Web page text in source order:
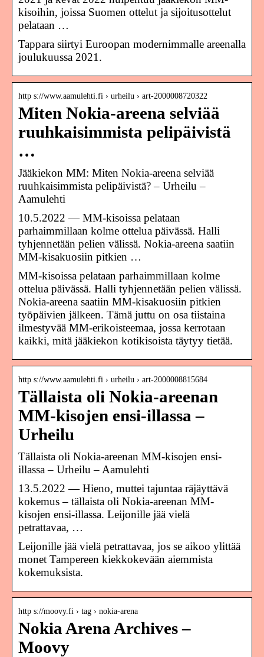
kisoihin, joissa Suomen ottelut ja sijoitusottelut
pelataan …
Tappara siirtyi Euroopan modernimmalle areenalla
joulukuussa 2021.
http s://www.aamulehti.fi › urheilu › art-2000008720322
Miten Nokia-areena selviää
ruuhkaisimmista pelipäivistä
…
Jääkiekon MM: Miten Nokia-areena selviää
ruuhkaisimmista pelipäivistä? – Urheilu –
Aamulehti
10.5.2022 — MM-kisoissa pelataan
parhaimmillaan kolme ottelua päivässä. Halli
tyhjennetään pelien välissä. Nokia-areena saatiin
MM-kisakuosiin pitkien …
MM-kisoissa pelataan parhaimmillaan kolme
ottelua päivässä. Halli tyhjennetään pelien välissä.
Nokia-areena saatiin MM-kisakuosiin pitkien
työpäivien jälkeen. Tämä juttu on osa tiistaina
ilmestyvää MM-erikoisteemaa, jossa kerrotaan
kaikki, mitä jääkiekon kotikisoista täytyy tietää.
http s://www.aamulehti.fi › urheilu › art-2000008815684
Tällaista oli Nokia-areenan
MM-kisojen ensi-illassa –
Urheilu
Tällaista oli Nokia-areenan MM-kisojen ensi-
illassa – Urheilu – Aamulehti
13.5.2022 — Hieno, muttei tajuntaa räjäyttävä
kokemus – tällaista oli Nokia-areenan MM-
kisojen ensi-illassa. Leijonille jää vielä
petrattavaa, …
Leijonille jää vielä petrattavaa, jos se aikoo ylittää
monet Tampereen kiekkokevään aiemmista
kokemuksista.
http s://moovy.fi › tag › nokia-arena
Nokia Arena Archives –
Moovy